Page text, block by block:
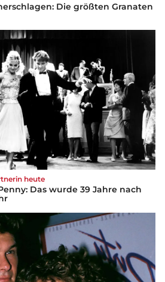
Die größten Granaten
heute
Das wurde 39 Jahre nach